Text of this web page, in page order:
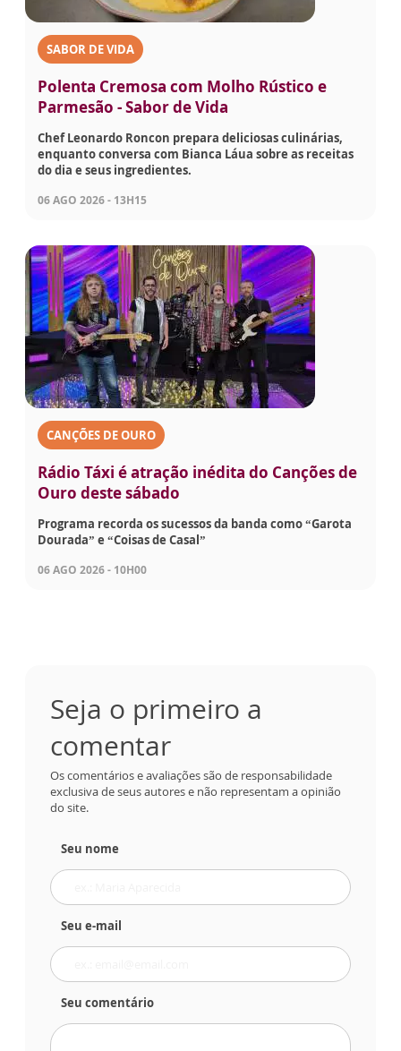
SABOR DE VIDA
Polenta Cremosa com Molho Rústico e
Parmesão - Sabor de Vida
Chef Leonardo Roncon prepara deliciosas culinárias,
enquanto conversa com Bianca Láua sobre as receitas
do dia e seus ingredientes.
06 AGO 2026 - 13H15
CANÇÕES DE OURO
Rádio Táxi é atração inédita do Canções de
Ouro deste sábado
Programa recorda os sucessos da banda como “Garota
Dourada” e “Coisas de Casal”
06 AGO 2026 - 10H00
Seja o primeiro a
comentar
Os comentários e avaliações são de responsabilidade
exclusiva de seus autores e não representam a opinião
do site.
Seu nome
Seu e-mail
Seu comentário